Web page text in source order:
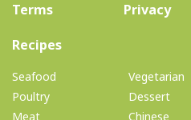
Terms
Privacy
Recipes(current)
Seafood
Poultry
Meat
Vegetarian
Dessert
Chinese